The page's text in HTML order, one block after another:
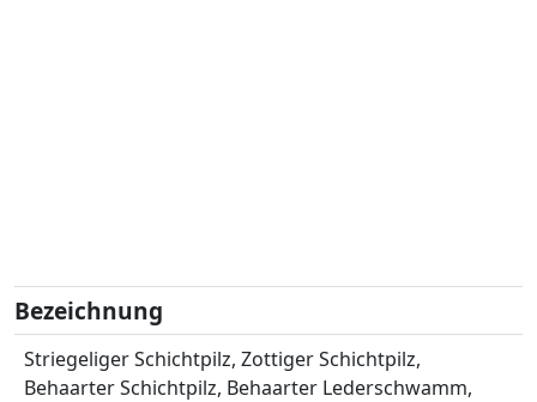
Bezeichnung
Striegeliger Schichtpilz, Zottiger Schichtpilz,
Behaarter Schichtpilz, Behaarter Lederschwamm,